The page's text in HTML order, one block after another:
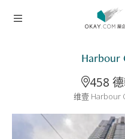
Harbour
458
维壹 Harbour